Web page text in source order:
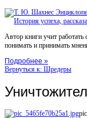
Автор книги учит
понимать и принимать
Подробнее »
Вернуться к: Шредеры